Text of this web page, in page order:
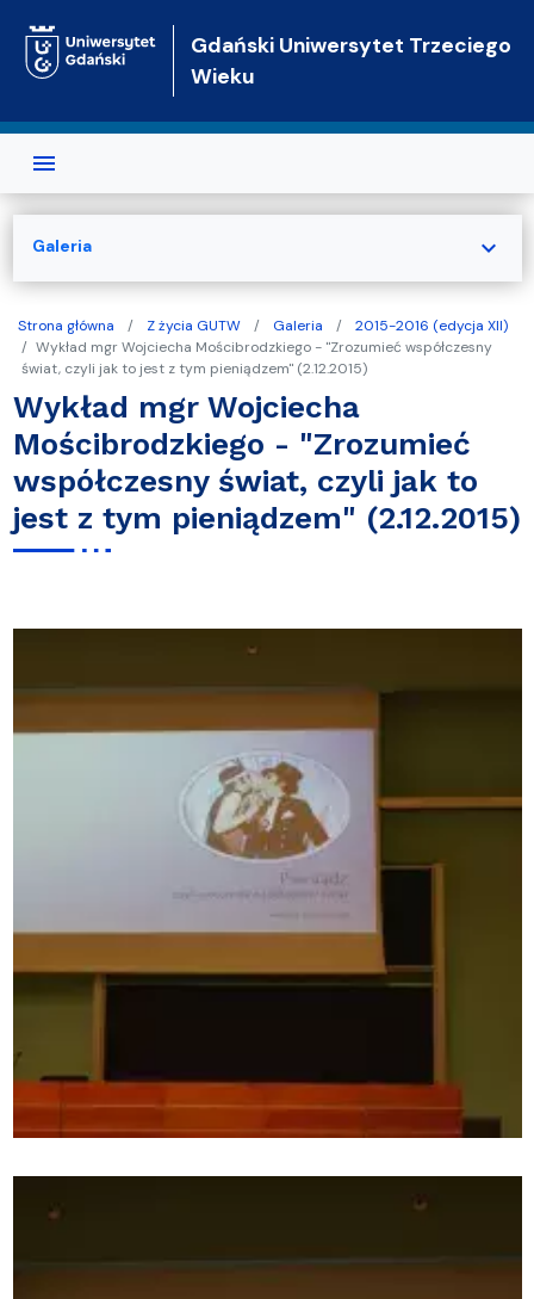
Gdański Uniwersytet Trzeciego
Wieku
Strona główna Z życia GUTW Galeria
2015-2016 (edycja XII)
Wykład mgr Wojciecha Mościbrodzkiego - "Zrozumieć współczesny
świat, czyli jak to jest z tym pieniądzem" (2.12.2015)
Wykład mgr Wojciecha
Mościbrodzkiego - "Zrozumieć
współczesny świat, czyli jak to
jest z tym pieniądzem" (2.12.2015)
Galeria expand_more